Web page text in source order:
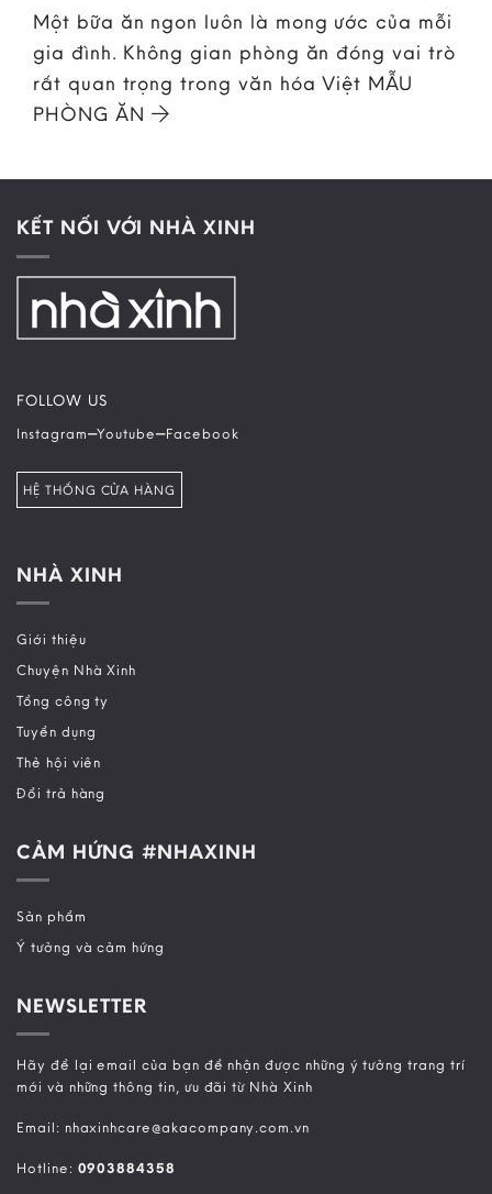
Một bữa ăn ngon luôn là mong ước của mỗi
gia đình. Không gian phòng ăn đóng vai trò
rất quan trọng trong văn hóa Việt MẪU
PHÒNG ĂN
KẾT NỐI VỚI NHÀ XINH
FOLLOW US
Instagram–Youtube–Facebook
HỆ THỐNG CỬA HÀNG
NHÀ XINH
Giới thiệu
Chuyện Nhà Xinh
Tổng công ty
Tuyển dụng
Thẻ hội viên
Đổi trả hàng
CẢM HỨNG #NHAXINH
Sản phẩm
Ý tưởng và cảm hứng
NEWSLETTER
Hãy để lại email của bạn để nhận được những ý tưởng trang trí
mới và những thông tin, ưu đãi từ Nhà Xinh
Email: nhaxinhcare@akacompany.com.vn
Hotline: 0903884358